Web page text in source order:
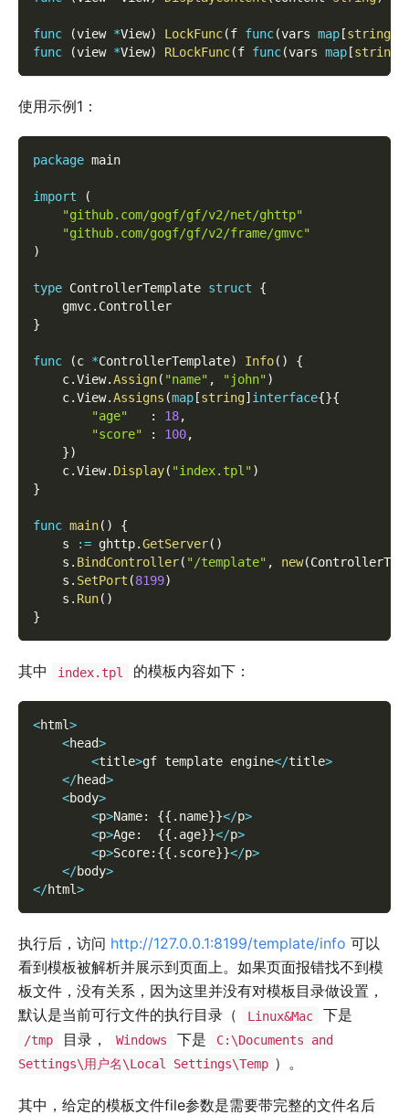
func (view *View) LockFunc(f func(vars map [string
func
(view *View) RLockFunc(f func(vars map [string
使用示例1：
package main
import
(
"github.com/gogf/gf/v2/net/ghttp"
"github.com/gogf/gf/v2/frame/gmvc"
)
type ControllerTemplate struct
{
    gmvc
. Controller
}
func (c *ControllerTemplate) Info( )
{
    c
.View.Assign( "name" , "john")
    c
.View.Assigns (map [string] interface{}{
"age"
: 18,
"score"
: 100,
})
    c
.View. Display( "index.tpl")
}
func main( )
{
    s
:= ghttp.GetServer( )
    s
. BindController( "/template" , new(
    s
. SetPort (8199)
    s
. Run( )
}
其中 index.tpl 的模板内容如下：
<html>
<head>
<title>gf template engine</title>
</head>
<body>
<p>Name: {{ . name}}</p>
<p>Age: {{ . age}}</p>
<p>Score: {{ . score}}</p>
</body>
</html>
执行后，访问 http://127.0.0.1:8199/template/info 可以
看到模板被解析并展示到页面上。如果页面报错找不到模
板文件，没有关系，因为这里并没有对模板目录做设置，
默认是当前可行文件的执行目录（
Linux&Mac 下是
/tmp 目录， Windows 下是
C:\Documents and
Settings\用户名\Local Settings\Temp ）。
其中，给定的模板文件file参数是需要带完整的文件名后